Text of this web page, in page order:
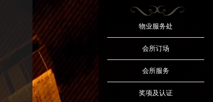
物业服务处
会所订场
会所服务
奖项及认证